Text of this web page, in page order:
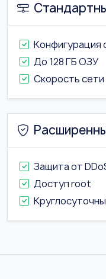
Конфигурация
До 128 ГБ ОЗУ
Скорость сети
Защита от
Доступ root